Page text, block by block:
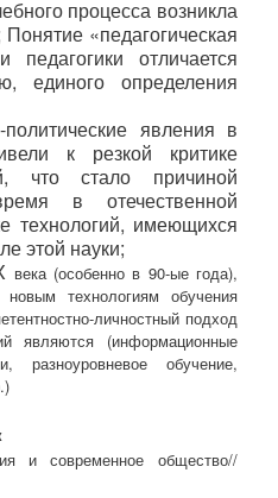
процесса возникла
Понятие «педагогическая
педагогики отличается
единого определения
явления в
к резкой критике
что стало причиной
в отечественной
технологий, имеющихся
этой науки;
века (особенно в 90-ые года),
технологиям обучения
личностный подход
являются (информационные
разноуровневое обучение,
и современное общество//